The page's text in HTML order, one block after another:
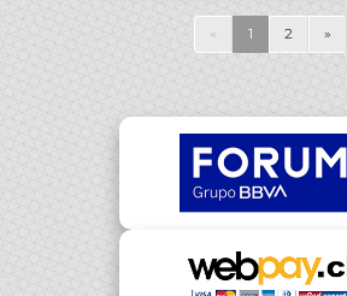
« 1 2 »